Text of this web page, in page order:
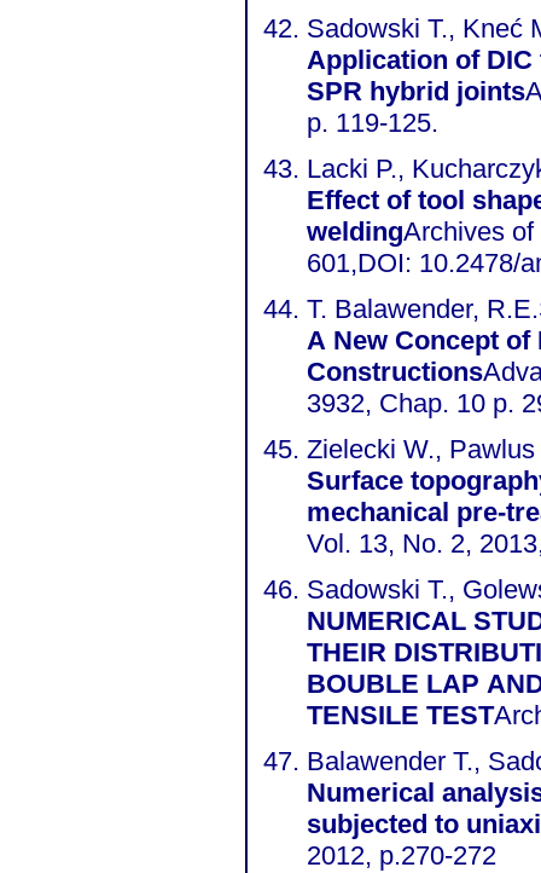
Sadowski T., Kneć
Application of
SPR hybrid joints
p. 119-125.
Lacki P.,
Effect of tool
weldingArchives of
601,DOI: 10.2478/
T. Balawender,
A New Concept
Constructions
3932, Chap. 10 p.
Zielecki W.,
Surface
mechanical pre-
Vol. 13, No. 2,
Sadowski T.,
NUMERICAL
THEIR
BOUBLE LAP
TENSILE TEST
Balawender T.,
Numerical
subjected to
2012, p.270-272